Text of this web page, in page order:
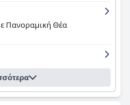
Πανοραμική Θέα